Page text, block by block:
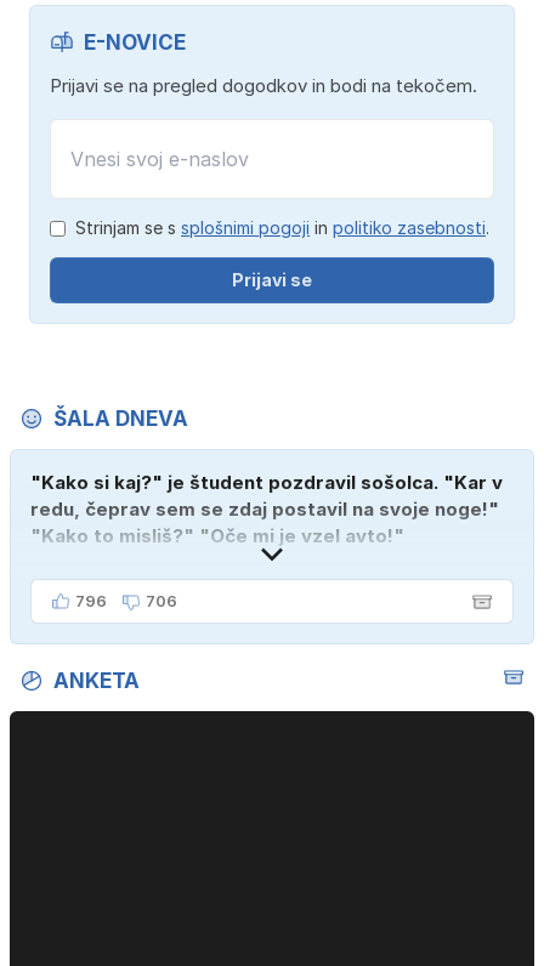
E-NOVICE
Prijavi se na pregled dogodkov in bodi na tekočem.
Strinjam se s splošnimi pogoji in politiko zasebnosti.
Prijavi se
ŠALA DNEVA
"Kako si kaj?" je študent pozdravil sošolca. "Kar v
redu, čeprav sem se zdaj postavil na svoje noge!"
"Kako to misliš?" "Oče mi je vzel avto!"
796 706
ANKETA